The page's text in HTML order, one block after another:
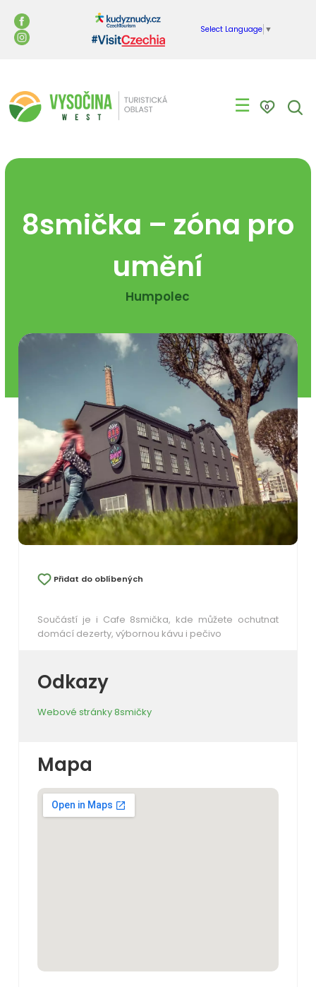
Select Language ▼
☰ 0
8smička – zóna pro
umění
Humpolec
Přidat do oblíbených
Součástí je i Cafe 8smička, kde můžete ochutnat
domácí dezerty, výbornou kávu i pečivo
Odkazy
Webové stránky 8smičky
Mapa